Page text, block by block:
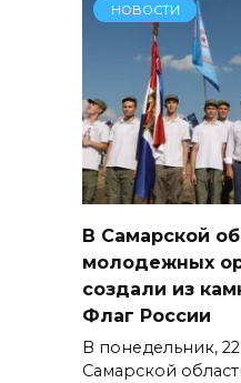
НОВОСТИ
В Самарской
молодежных
создали из
Флаг России
В понедельник, 22
Самарской